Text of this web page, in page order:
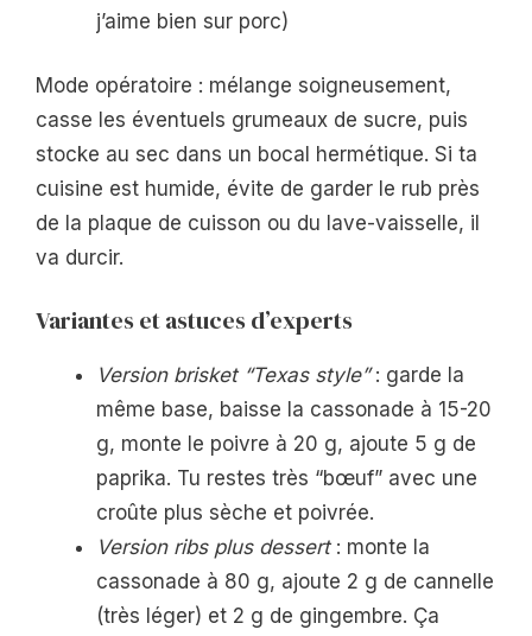
j’aime bien sur porc)
Mode opératoire : mélange soigneusement,
casse les éventuels grumeaux de sucre, puis
stocke au sec dans un bocal hermétique. Si ta
cuisine est humide, évite de garder le rub près
de la plaque de cuisson ou du lave-vaisselle, il
va durcir.
Variantes et astuces d’experts
Version brisket “Texas style”: garde la
même base, baisse la cassonade à 15-20
g, monte le poivre à 20 g, ajoute 5 g de
paprika. Tu restes très “bœuf” avec une
croûte plus sèche et poivrée.
Version ribs plus dessert: monte la
cassonade à 80 g, ajoute 2 g de cannelle
(très léger) et 2 g de gingembre. Ça